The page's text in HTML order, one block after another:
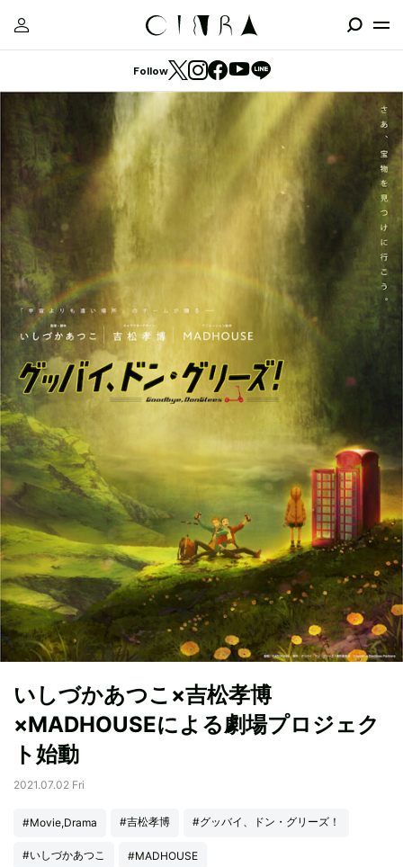
Follow
いしづかあつこ×吉松孝博
×MADHOUSEによる劇場プロジェク
ト始動
2021.07.02 Fri
#Movie,Drama #吉松孝博 #グッバイ、ドン・グリーズ！
#いしづかあつこ #MADHOUSE